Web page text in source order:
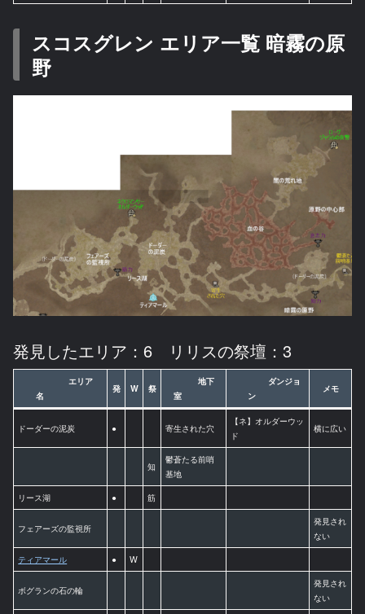
スコスグレン エリア一覧 暗霧の原
野
発見したエリア：6 リリスの祭壇：3
エリア
名
発 W 祭
地下
室
ダンジョ
ン
メモ
ドーダーの泥炭 ● 寄生された穴
【ネ】オルダーウッ
ド
横に広い
知
鬱蒼たる前哨
基地
リース湖
● 筋
フェアーズの監視所
発見され
ない
ティアマール
● W
ボグランの石の輪
発見され
ない